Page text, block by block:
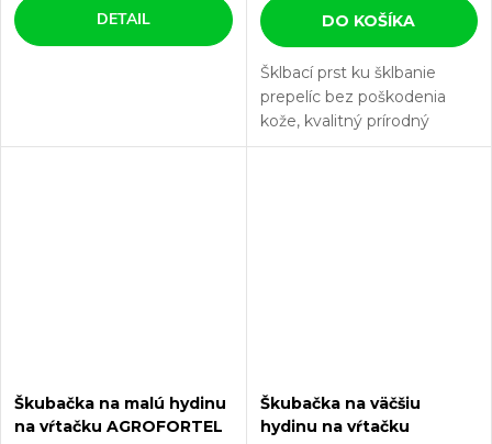
DETAIL DO KOŠÍKA
Šklbací prst ku šklbanie
prepelíc bez poškodenia
kože, kvalitný prírodný
kaučuk, odolnosť a flexibilita,
Škubačka na malú hydinu
na vŕtačku AGROFORTEL
Škubačka na väčšiu
hydinu na vŕtačku